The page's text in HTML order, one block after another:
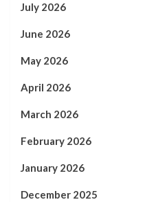
July 2026
June 2026
May 2026
April 2026
March 2026
February 2026
January 2026
December 2025